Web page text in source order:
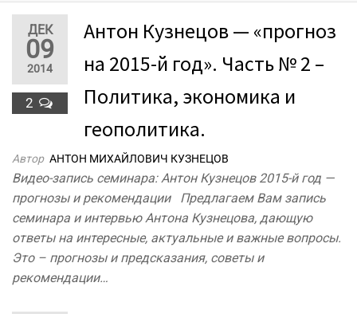
ДЕК
09
2014
2
Антон Кузнецов — «прогноз
на 2015-й год». Часть № 2 –
Политика, экономика и
геополитика.
Автор АНТОН МИХАЙЛОВИЧ КУЗНЕЦОВ
Видео-запись семинара: Антон Кузнецов 2015-й год —
прогнозы и рекомендации Предлагаем Вам запись
семинара и интервью Антона Кузнецова, дающую
ответы на интересные, актуальные и важные вопросы.
Это – прогнозы и предсказания, советы и
рекомендации…